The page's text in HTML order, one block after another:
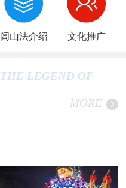
闾山法介绍 文化推广
THE LEGEND OF
MORE